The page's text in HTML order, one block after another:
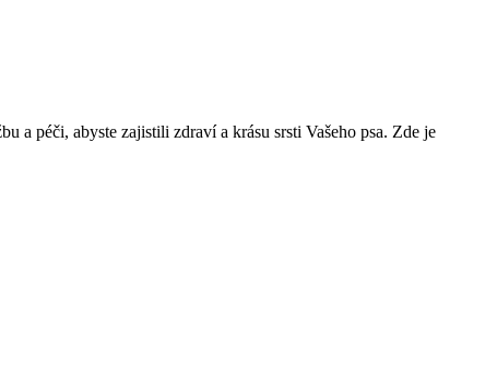
a péči, abyste zajistili zdraví a krásu srsti Vašeho psa. Zde je